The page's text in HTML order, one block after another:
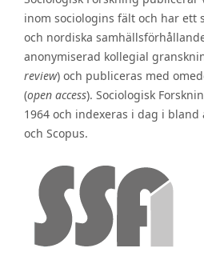
inom sociologins fält och har ett
och nordiska
anonymiserad kollegial
review) och publiceras med
(open access). Sociologisk
1964 och indexeras i dag i bland
och Scopus.